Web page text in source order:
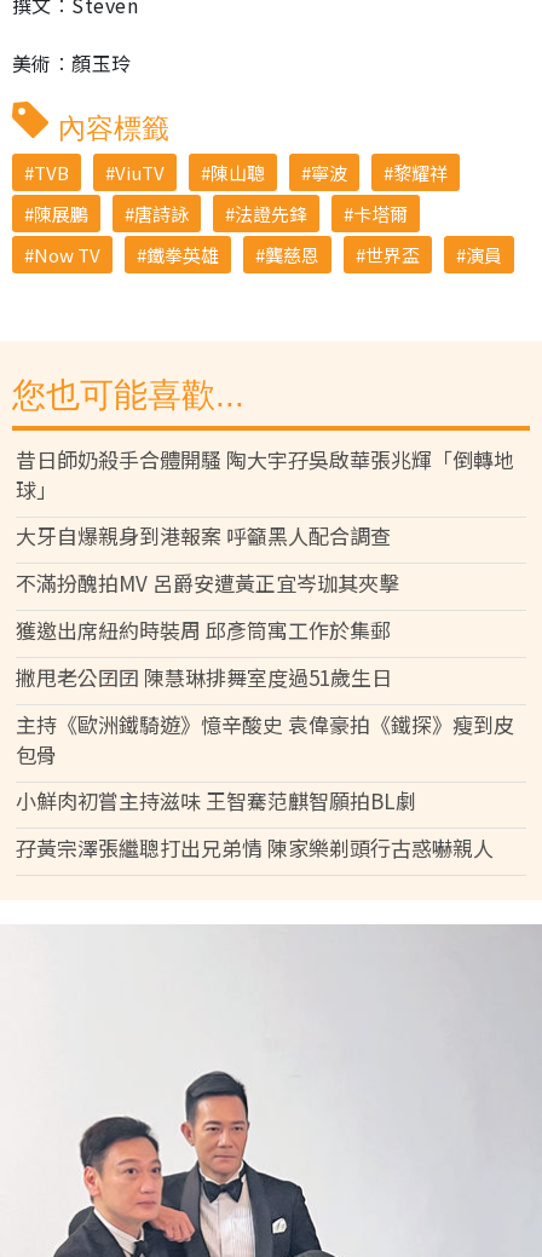
美術︰顏玉玲
內容標籤
TVB ViuTV 陳山聰 寧波
黎耀祥
陳展鵬
唐詩詠 法證先鋒
卡塔爾
Now TV
鐵拳英雄 龔慈恩 世界盃 演員
您也可能喜歡...
昔日師奶殺手合體開騷 陶大宇孖吳啟華張兆輝「倒轉地
球」
大牙自爆親身到港報案 呼籲黑人配合調查
不滿扮醜拍MV 呂爵安遭黃正宜岑珈其夾擊
獲邀出席紐約時裝周 邱彥筒寓工作於集郵
撇甩老公囝囝 陳慧琳排舞室度過51歲生日
主持《歐洲鐵騎遊》憶辛酸史 袁偉豪拍《鐵探》瘦到皮
包骨
小鮮肉初嘗主持滋味 王智騫范麒智願拍BL劇
孖黃宗澤張繼聰打出兄弟情 陳家樂剃頭行古惑嚇親人